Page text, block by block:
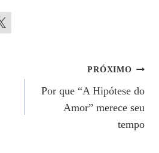
PRÓXIMO
Por que “A Hipótese do
Amor” merece seu
tempo